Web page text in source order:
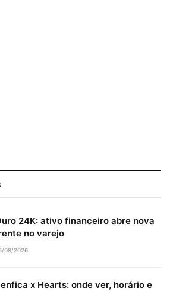
24K: ativo financeiro abre nova
no varejo
08/2026
x Hearts: onde ver, horário e